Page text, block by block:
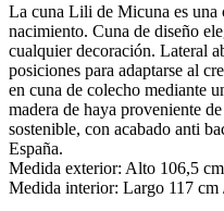
La cuna Lili de Micuna es una
nacimiento. Cuna de diseño
cualquier decoración. Lateral
posiciones para adaptarse al
en cuna de colecho mediante
madera de haya proveniente
sostenible, con acabado anti
España.
Medida exterior: Alto 106,5
Medida interior: Largo 117